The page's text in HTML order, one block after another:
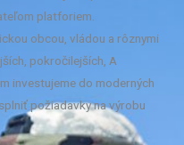
platforiem.
obcou, vládou a rôznymi
pokročilejších, A
investujeme do moderných
požiadavky na výrobu